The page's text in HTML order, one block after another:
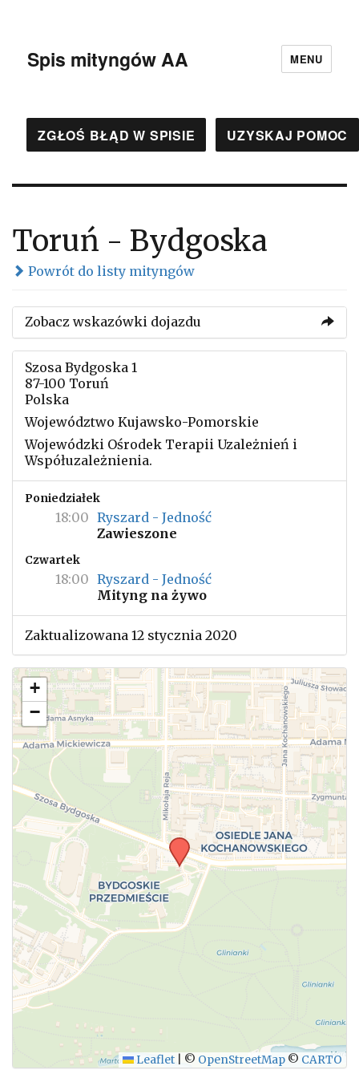
Spis mityngów AA MENU
ZGŁOŚ BŁĄD W SPISIE UZYSKAJ POMOC
Toruń - Bydgoska
Powrót do listy mityngów
Zobacz wskazówki dojazdu
Szosa Bydgoska 1
87-100 Toruń
Polska
Województwo Kujawsko-Pomorskie
Wojewódzki Ośrodek Terapii Uzależnień i
Współuzależnienia.
Poniedziałek
18:00 Ryszard - Jedność
Zawieszone
Czwartek
18:00 Ryszard - Jedność
Mityng na żywo
Zaktualizowana 12 stycznia 2020
+
−
Leaflet © OpenStreetMap © CARTO